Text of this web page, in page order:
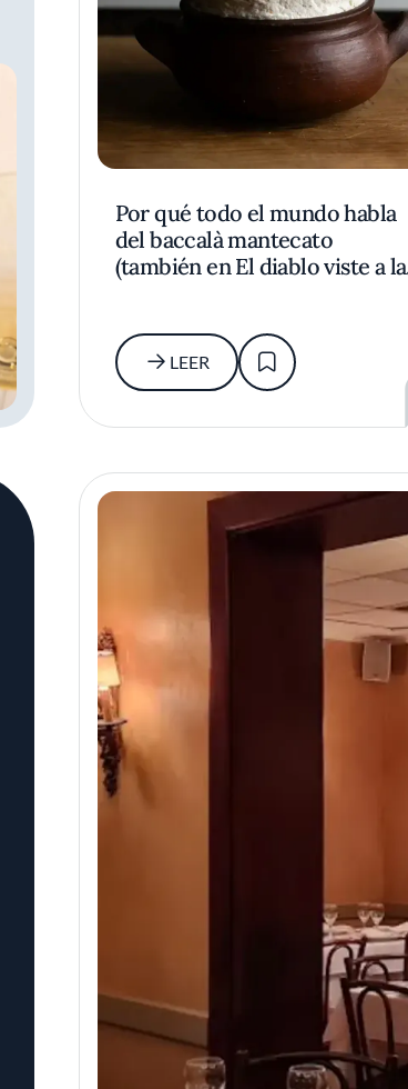
Por qué todo el mundo habla
del baccalà mantecato
(también en El diablo viste a la
LEER